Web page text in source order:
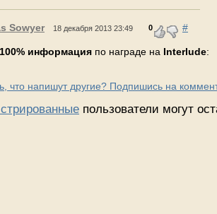
Sowyer 18 декабря 2013 23:49 0 #
100% информация по награде на Interlude:
что напишут другие? Подпишись на
пользователи могут